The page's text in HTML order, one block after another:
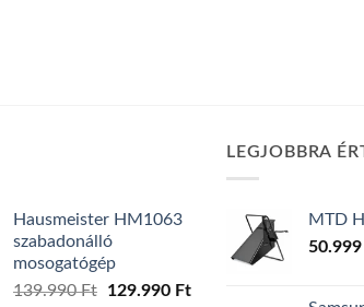
Hausmeister HM1063
szabadonálló
mosogatógép
139.990Ft
Original
129.990 FtCurrent
LEGJOBBRA
MTD
50.999